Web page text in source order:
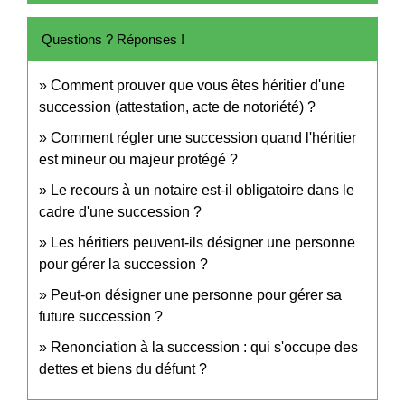
Questions ? Réponses !
Comment prouver que vous êtes héritier d'une
succession (attestation, acte de notoriété) ?
Comment régler une succession quand l'héritier
est mineur ou majeur protégé ?
Le recours à un notaire est-il obligatoire dans le
cadre d'une succession ?
Les héritiers peuvent-ils désigner une personne
pour gérer la succession ?
Peut-on désigner une personne pour gérer sa
future succession ?
Renonciation à la succession : qui s'occupe des
dettes et biens du défunt ?